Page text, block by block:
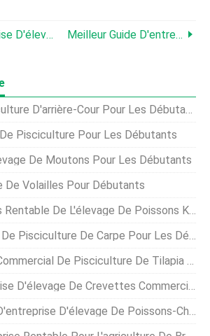
Guide D'entreprise D'élevage De Crevettes Commerciales Pour Les Débutants Meilleur Guide D'entreprise D'élevage De Poissons-Chats Pour Les Débutants
D'arrière-Cour Pour Les Débutants
Pisciculture Pour Les Débutants
De Moutons Pour Les Débutants
De Volailles Pour Débutants
De L'élevage De Poissons Koi Pour Les Débutants
Pisciculture De Carpe Pour Les Débutants
De Pisciculture De Tilapia Pour Les Débutants
De Crevettes Commerciales Pour Les Débutants
D'élevage De Poissons-Chats Pour Les Débutants